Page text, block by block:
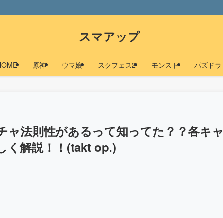
スマアップ
原神 ウマ娘 スクフェス2 モンスト パズドラ
ャ法則性があるって知ってた？？各キャ
く解説！！(takt op.)